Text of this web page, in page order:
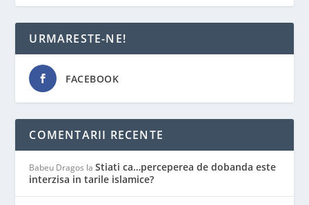
URMARESTE-NE!
FACEBOOK
COMENTARII RECENTE
Babeu Dragos laStiati ca…perceperea de dobanda este
interzisa in tarile islamice?